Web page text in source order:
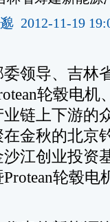
2012-11-19
导、吉林
轮毂电机
链上下游的
金秋的北京
江创业投资
轮毂电